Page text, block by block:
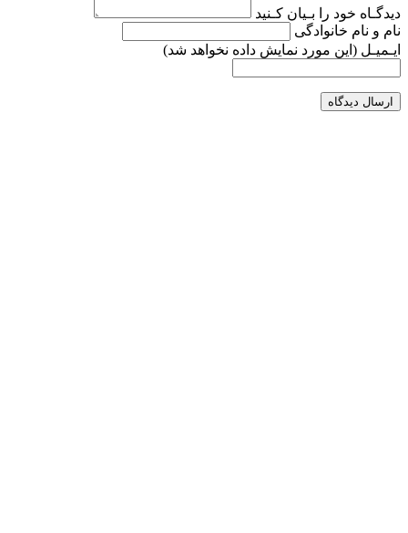
دیدگـاه خود را بـیان کـنید
نام و نام خانوادگی
ایـمیـل (این مورد نمایش داده نخواهد شد)
ارسال دیدگاه